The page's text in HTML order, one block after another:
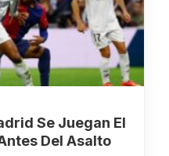
Se Juegan El
Del Asalto